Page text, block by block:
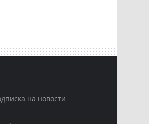
на новости